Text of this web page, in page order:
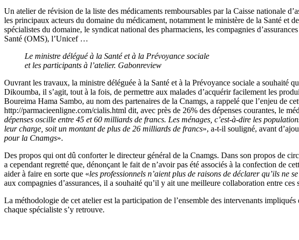
Un atelier de révision de la liste des médicaments remboursables par la Caisse nationale
les principaux acteurs du domaine du médicament, notamment le ministère de la Santé et
spécialistes du domaine, le syndicat national des pharmaciens, les compagnies
Santé (OMS), l’Unicef …
Le ministre délégué à la Santé et à la Prévoyance sociale
et les participants à l’atelier. Gabonreview
Ouvrant les travaux, la ministre déléguée à la Santé et à la Prévoyance sociale a souhaité
Dikoumba, il s’agit, tout à la fois, de permettre aux malades d’acquérir facilement les
Boureima Hama Sambo, au nom des partenaires de la Cnamgs, a rappelé que l’enjeu de
http://parmacieenligne.com/cialis.html dit, avec près de 26% des dépenses courantes, le
dépenses oscille entre 45 et 60 milliards de francs. Les ménages, c’est-à-dire les
leur charge, soit un montant de plus de 26 milliards de francs», a-t-il souligné, avant
pour la Cnamgs».
Des propos qui ont dû conforter le directeur général de la Cnamgs. Dans son propos de
a cependant regretté que, dénonçant le fait de n’avoir pas été associés à la confection de
aider à faire en sorte que «les professionnels n’aient plus de raisons de déclarer qu’ils ne
aux compagnies d’assurances, il a souhaité qu’il y ait une meilleure collaboration entre
La méthodologie de cet atelier est la participation de l’ensemble des intervenants
chaque spécialiste s’y retrouve.